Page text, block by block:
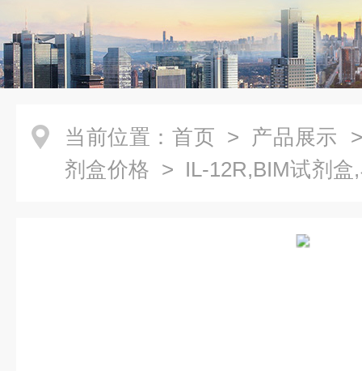
当前位置： 首页 > 产品展示
剂盒价格 > IL-12R,BIM试剂盒